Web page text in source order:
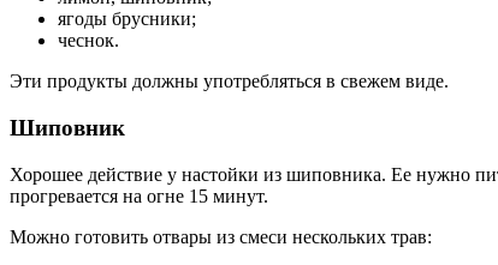
ягоды брусники;
чеснок.
Эти продукты должны употребляться в свежем виде.
Шиповник
Хорошее действие у настойки из шиповника. Ее нужно
прогревается на огне 15 минут.
Можно готовить отвары из смеси нескольких трав: